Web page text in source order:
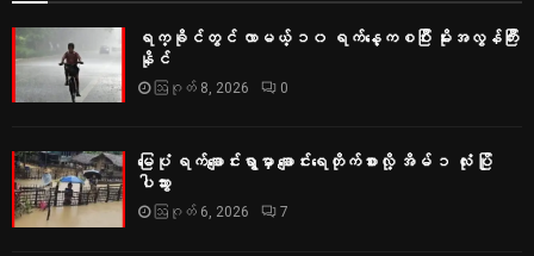
ရက္ခိုင်တွင် လာမယ့် ၁၀ ရက်နေ့ကစပြီး မိုးအလွန်ကြီး
နိုင်
ဩဂုတ် 8, 2026 0
မြေပုံ ရက်ချောင်းရွာမှာ ချောင်းရေတိုက်စားလို့ အိမ် ၁ လုံး ပြို
ပါသွား
ဩဂုတ် 6, 2026 7